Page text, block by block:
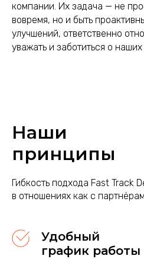
компании. Их задача — не
вовремя, но и быть
улучшений, ответственно
уважать и заботиться о
Наши
принципы
Гибкость подхода Fast Track
в отношениях как с
Удобный
график работы